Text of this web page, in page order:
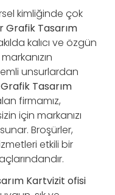
kimliğinde çok
Grafik Tasarım
kalıcı ve özgün
unsurlardan
Tasarım
firmamız,
için markanızı
Broşürler,
etkili bir
Kartvizit ofisi